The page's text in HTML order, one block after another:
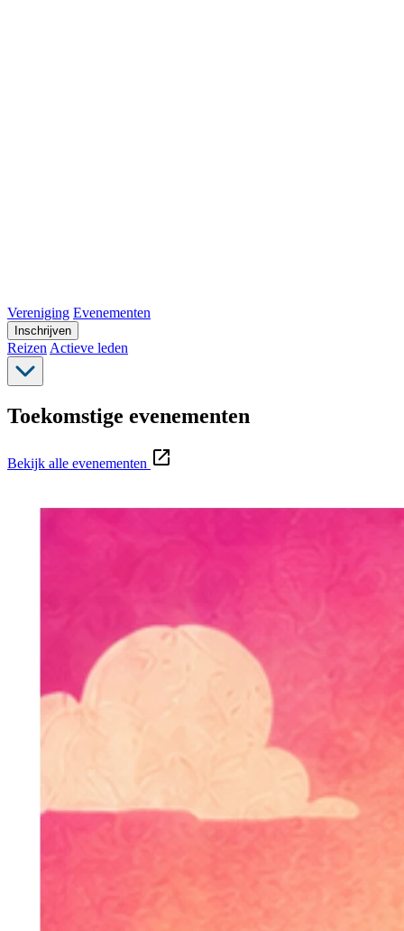
Vereniging Evenementen
Inschrijven
Reizen Actieve leden
Toekomstige evenementen
Bekijk alle evenementen